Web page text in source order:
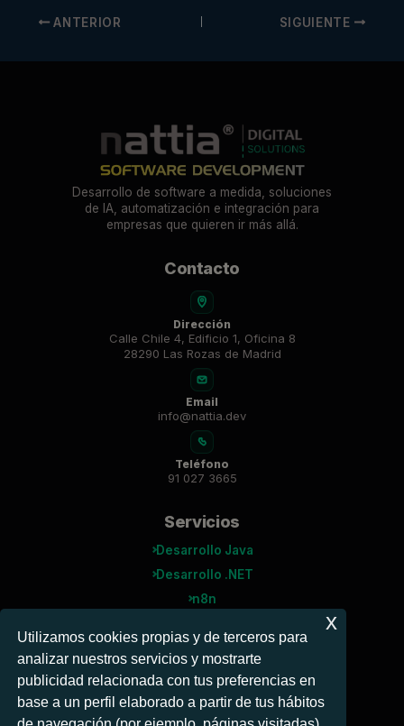
ANTERIOR SIGUIENTE
Desarrollo de software a medida, soluciones
de IA, automatización e integración para
empresas que quieren ir más allá.
Contacto
Dirección
Calle Chile 4, Edificio 1, Oficina 8
28290 Las Rozas de Madrid
Email
info@nattia.dev
Teléfono
91 027 3665
Servicios
Desarrollo Java
Desarrollo .NET
n8n
Microsoft
Power BI
Power Automate
Utilizamos cookies propias y de terceros para
analizar nuestros servicios y mostrarte
publicidad relacionada con tus preferencias en
base a un perfil elaborado a partir de tus hábitos
x